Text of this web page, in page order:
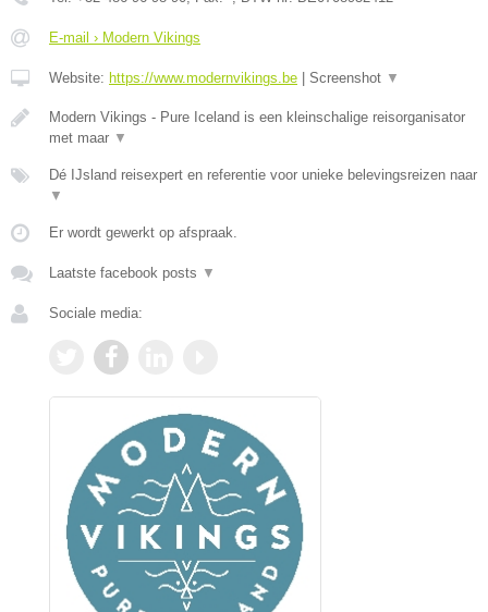
E-mail › Modern Vikings
Website: https://www.modernvikings.be Screenshot ▼
Modern Vikings - Pure Iceland is een kleinschalige reisorganisator
met maar ▼
Dé IJsland reisexpert en referentie voor unieke belevingsreizen naar
▼
Er wordt gewerkt op afspraak.
Laatste facebook posts ▼
Sociale media: